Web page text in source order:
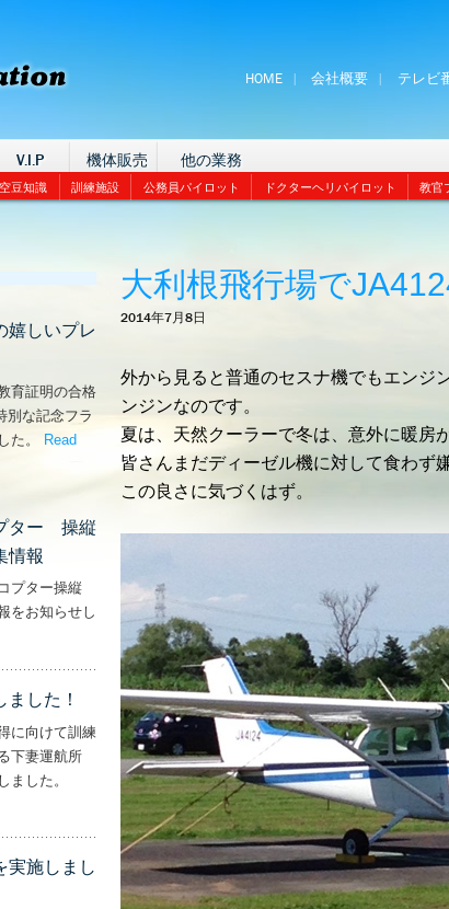
HOME 会社概要 テレビ
V.I.P 機体販売 他の業務
豆知識 訓練施設 公務員パイロット ドクターヘリパイロット 教官
大利根飛行場で
2014年7月8日
外から見ると普通のセスナ機でもエンジ
ンジンなのです。
夏は、天然クーラーで冬は、意外に暖房
皆さんまだディーゼル機に対して食わず
この良さに気づくはず。
嬉しいプレ
育証明の合格
別な記念フラ
た。
Read
らの嬉しいプレゼント！’
ター 操縦
情報
プター操縦
をお知らせし
飛行機・ヘリコプター 操縦士・整備士｜募集情報’
した！
に向けて訓練
下妻運航所
ました。
実施しまし